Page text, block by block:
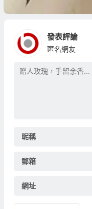
發表評論
匿名網友
昵稱
郵箱
網址